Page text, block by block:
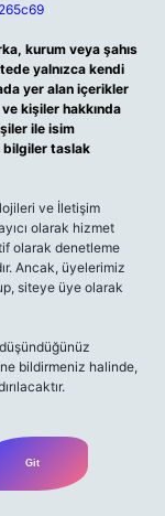
kurum veya şahıs
yalnızca kendi
yer alan içerikler
kişiler hakkında
ile isim
bilgiler taslak
ve İletişim
olarak hizmet
olarak denetleme
Ancak, üyelerimiz
siteye üye olarak
bildirmeniz halinde,